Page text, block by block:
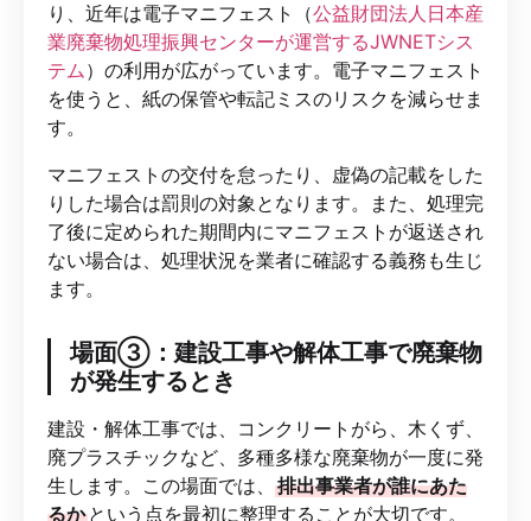
り、近年は電子マニフェスト（公益財団法人日本産
業廃棄物処理振興センターが運営するJWNETシス
テム）の利用が広がっています。電子マニフェスト
を使うと、紙の保管や転記ミスのリスクを減らせま
す。
マニフェストの交付を怠ったり、虚偽の記載をした
りした場合は罰則の対象となります。また、処理完
了後に定められた期間内にマニフェストが返送され
ない場合は、処理状況を業者に確認する義務も生じ
ます。
場面③：建設工事や解体工事で廃棄物
が発生するとき
建設・解体工事では、コンクリートがら、木くず、
廃プラスチックなど、多種多様な廃棄物が一度に発
生します。この場面では、 排出事業者が誰にあた
るか という点を最初に整理することが大切です。